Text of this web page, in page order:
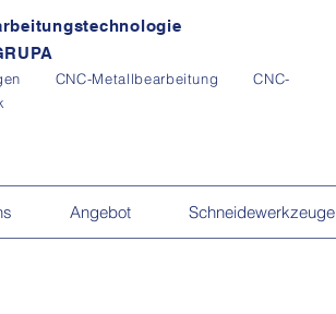
CNC-Metallbearbeitung CNC-
Angebot Schneidewerkzeuge